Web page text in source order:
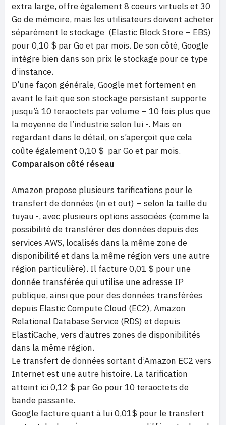
extra large, offre également 8 coeurs virtuels et 30
Go de mémoire, mais les utilisateurs doivent acheter
séparément le stockage (Elastic Block Store – EBS)
pour 0,10 $ par Go et par mois. De son côté, Google
intègre bien dans son prix le stockage pour ce type
d’instance.
D’une façon générale, Google met fortement en
avant le fait que son stockage persistant supporte
jusqu’à 10 teraoctets par volume – 10 fois plus que
la moyenne de l’industrie selon lui -. Mais en
regardant dans le détail, on s’aperçoit que cela
coûte également 0,10 $ par Go et par mois.
Comparaison côté réseau
Amazon propose plusieurs tarifications pour le
transfert de données (in et out) – selon la taille du
tuyau -, avec plusieurs options associées (comme la
possibilité de transférer des données depuis des
services AWS, localisés dans la même zone de
disponibilité et dans la même région vers une autre
région particulière). Il facture 0,01 $ pour une
donnée transférée qui utilise une adresse IP
publique, ainsi que pour des données transférées
depuis Elastic Compute Cloud (EC2), Amazon
Relational Database Service (RDS) et depuis
ElastiCache, vers d’autres zones de disponibilités
dans la même région.
Le transfert de données sortant d’Amazon EC2 vers
Internet est une autre histoire. La tarification
atteint ici 0,12 $ par Go pour 10 teraoctets de
bande passante.
Google facture quant à lui 0,01$ pour le transfert